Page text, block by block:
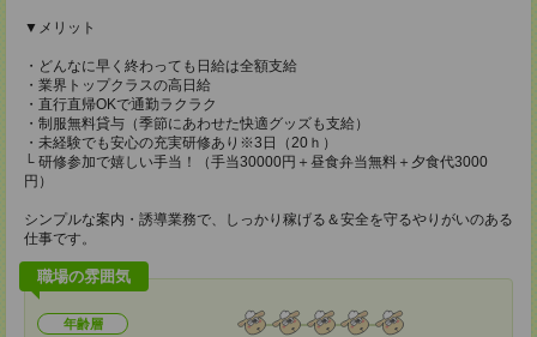
▼メリット
・どんなに早く終わっても日給は全額支給
・業界トップクラスの高日給
・直行直帰OKで通勤ラクラク
・制服無料貸与（季節にあわせた快適グッズも支給）
・未経験でも安心の充実研修あり※3日（20ｈ）
└ 研修参加で嬉しい手当！（手当30000円＋昼食弁当無料＋夕食代3000
円）
シンプルな案内・誘導業務で、しっかり稼げる＆安全を守るやりがいのある
仕事です。
職場の雰囲気
年齢層